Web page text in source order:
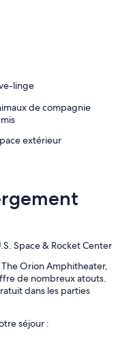
linge
de compagnie
extérieur
Space & Rocket Center
Orion Amphitheater,
de nombreux atouts.
dans les parties
séjour :